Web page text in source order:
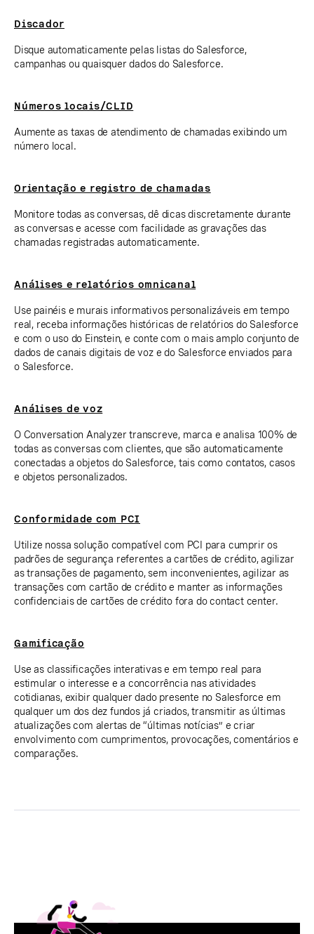
Discador
Disque automaticamente pelas listas do Salesforce,
campanhas ou quaisquer dados do Salesforce.
Números locais/CLID
Aumente as taxas de atendimento de chamadas exibindo um
número local.
Orientação e registro de chamadas
Monitore todas as conversas, dê dicas discretamente durante
as conversas e acesse com facilidade as gravações das
chamadas registradas automaticamente.
Análises e relatórios omnicanal
Use painéis e murais informativos personalizáveis em tempo
real, receba informações históricas de relatórios do Salesforce
e com o uso do Einstein, e conte com o mais amplo conjunto de
dados de canais digitais de voz e do Salesforce enviados para
o Salesforce.
Análises de voz
O Conversation Analyzer transcreve, marca e analisa 100% de
todas as conversas com clientes, que são automaticamente
conectadas a objetos do Salesforce, tais como contatos, casos
e objetos personalizados.
Conformidade com PCI
Utilize nossa solução compatível com PCI para cumprir os
padrões de segurança referentes a cartões de crédito, agilizar
as transações de pagamento, sem inconvenientes, agilizar as
transações com cartão de crédito e manter as informações
confidenciais de cartões de crédito fora do contact center.
Gamificação
Use as classificações interativas e em tempo real para
estimular o interesse e a concorrência nas atividades
cotidianas, exibir qualquer dado presente no Salesforce em
qualquer um dos dez fundos já criados, transmitir as últimas
atualizações com alertas de “últimas notícias” e criar
envolvimento com cumprimentos, provocações, comentários e
comparações.